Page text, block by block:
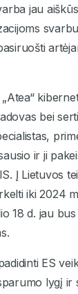
jau
bei
ir ji
Į Lietuvos
iki 2024
18 d. jau
ES
lygį ir